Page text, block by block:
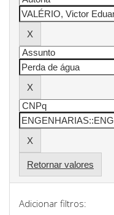
Retornar valores
Adicionar filtros: